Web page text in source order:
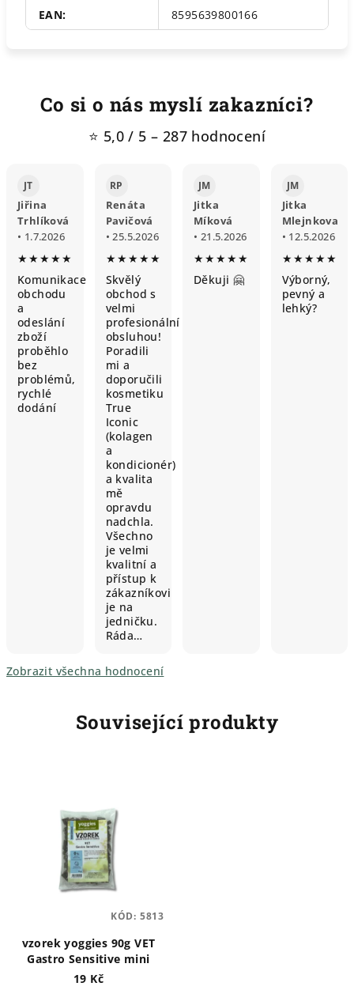
EAN: 8595639800166
Co si o nás myslí zakazníci?
⭐ 5,0 / 5 – 287 hodnocení
JT
Jiřina
Trhlíková
• 1.7.2026
★★★★★
Komunikace
obchodu
a
odeslání
zboží
proběhlo
bez
problémů,
rychlé
dodání
RP
Renáta
Pavičová
• 25.5.2026
★★★★★
Skvělý
obchod s
velmi
profesionální
obsluhou!
Poradili
mi a
doporučili
kosmetiku
True
Iconic
(kolagen
a
kondicionér)
a kvalita
mě
opravdu
nadchla.
Všechno
je velmi
kvalitní a
přístup k
zákazníkovi
je na
jedničku.
Ráda…
JM
Jitka
Míková
• 21.5.2026
★★★★★
Děkuji 🤗
JM
Jitka
Mlejnkova
• 12.5.2026
★★★★★
Výborný,
pevný a
lehký?
Zobrazit všechna hodnocení
Související produkty
vzorek yoggies 90g VET
Gastro Sensitive mini
19 Kč
KÓD: 5813